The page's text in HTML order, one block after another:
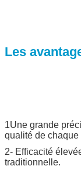
Les
1Une grande
qualité de chaque
2- Efficacité
traditionnelle.